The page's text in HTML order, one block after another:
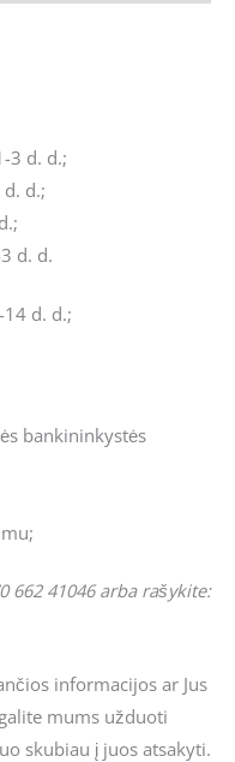
3 d. d.;
d.;
d. d.
d. d.;
bankininkystės
662 41046 arba rašykite:
informacijos ar Jus
mums užduoti
skubiau į juos atsakyti.